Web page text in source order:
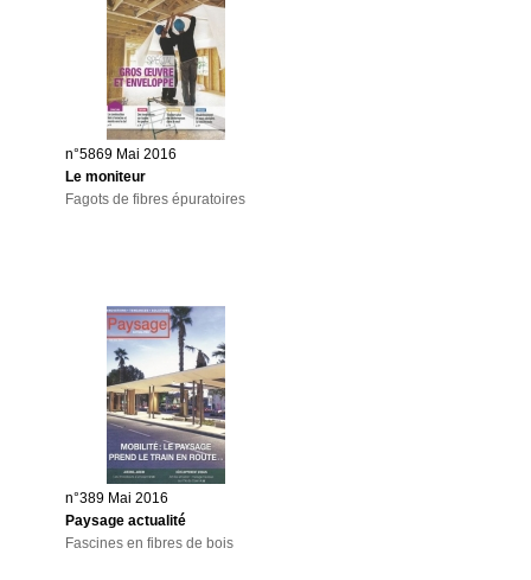
n°5869 Mai 2016
Le moniteur
Fagots de fibres épuratoires
n°389 Mai 2016
Paysage actualité
Fascines en fibres de bois